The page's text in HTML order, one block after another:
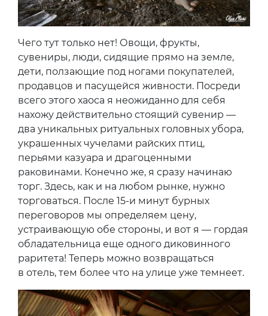
Чего тут только нет! Овощи, фрукты,
сувениры, люди, сидящие прямо на земле,
дети, ползающие под ногами покупателей,
продавцов и пасущейся живности. Посреди
всего этого хаоса я неожиданно для себя
нахожу действительно стоящий сувенир —
два уникальных ритуальных головных убора,
украшенных чучелами райских птиц,
перьями казуара и драгоценными
раковинами. Конечно же, я сразу начинаю
торг. Здесь, как и на любом рынке, нужно
торговаться. После 15-и минут бурных
переговоров мы определяем цену,
устраивающую обе стороны, и вот я — гордая
обладательница еще одного диковинного
раритета! Теперь можно возвращаться
в отель, тем более что на улице уже темнеет.